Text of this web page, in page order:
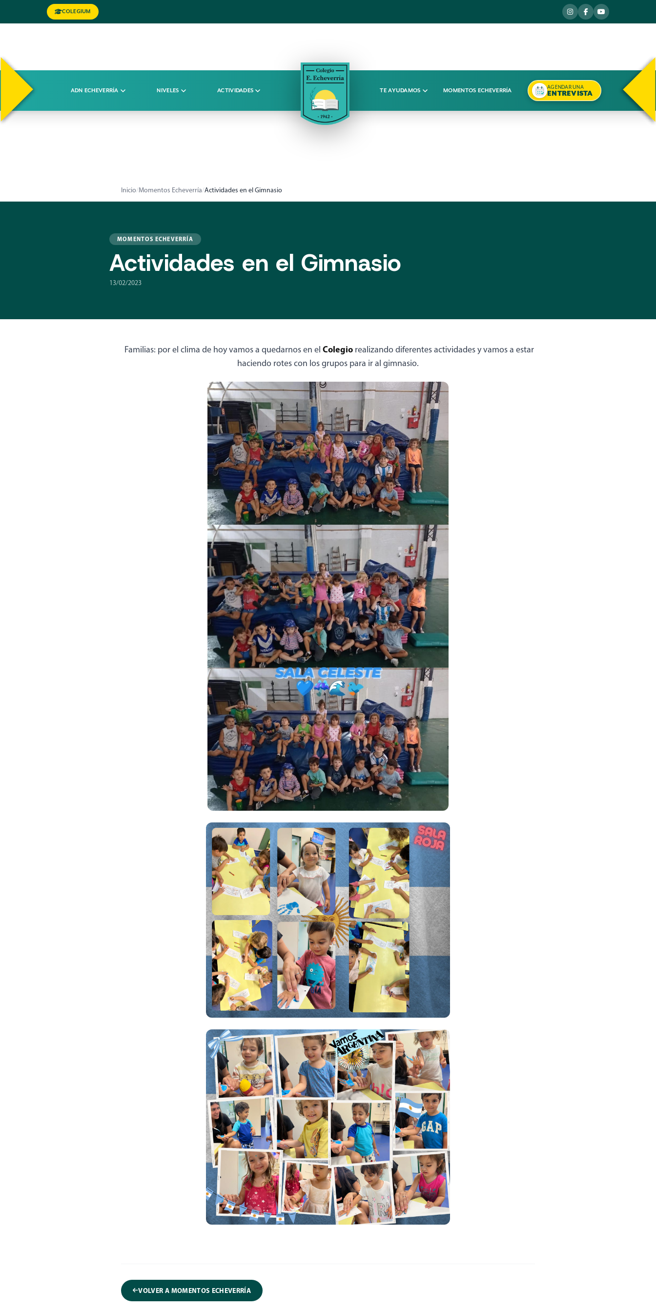
COLEGIUM
ADN ECHEVERRÍA NIVELES ACTIVIDADES TE AYUDAMOS MOMENTOS ECHEVERRÍA AGENDAR UNA
ENTREVISTA
Inicio/Momentos Echeverría/Actividades en el Gimnasio
MOMENTOS ECHEVERRÍA
Actividades en el Gimnasio
13/02/2023
Familias: por el clima de hoy vamos a quedarnos en el Colegio realizando diferentes actividades y vamos a estar
haciendo rotes con los grupos para ir al gimnasio.
VOLVER A MOMENTOS ECHEVERRÍA